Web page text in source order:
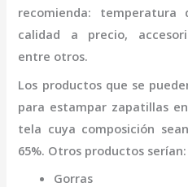
recomienda: temperatura
calidad a precio,
entre otros.
Los productos que se
para estampar zapatillas
tela cuya composición
65%. Otros productos serían:
Gorras